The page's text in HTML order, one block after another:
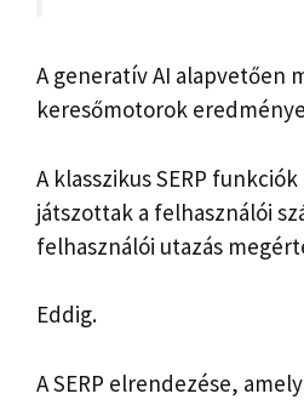
A generatív AI alapvetően
keresőmotorok
A klasszikus SERP
játszottak a felhasználói
felhasználói utazás
Eddig.
A SERP elrendezése,